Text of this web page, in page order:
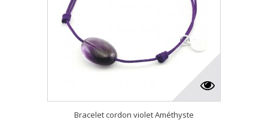
Bracelet cordon violet Améthyste